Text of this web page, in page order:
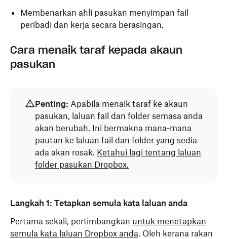
Membenarkan ahli pasukan menyimpan fail
peribadi dan kerja secara berasingan.
Cara menaik taraf kepada akaun
pasukan
Penting: Apabila menaik taraf ke akaun
pasukan, laluan fail dan folder semasa anda
akan berubah. Ini bermakna mana-mana
pautan ke laluan fail dan folder yang sedia
ada akan rosak. Ketahui lagi tentang laluan
folder pasukan Dropbox.
Langkah 1: Tetapkan semula kata laluan anda
Pertama sekali, pertimbangkan untuk menetapkan
semula kata laluan Dropbox anda. Oleh kerana rakan